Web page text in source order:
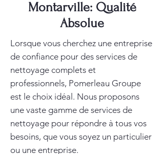
Montarville: Qualité
Absolue
Lorsque vous cherchez une entreprise
de confiance pour des services de
nettoyage complets et
professionnels, Pomerleau Groupe
est le choix idéal. Nous proposons
une vaste gamme de services de
nettoyage pour répondre à tous vos
besoins, que vous soyez un particulier
ou une entreprise.